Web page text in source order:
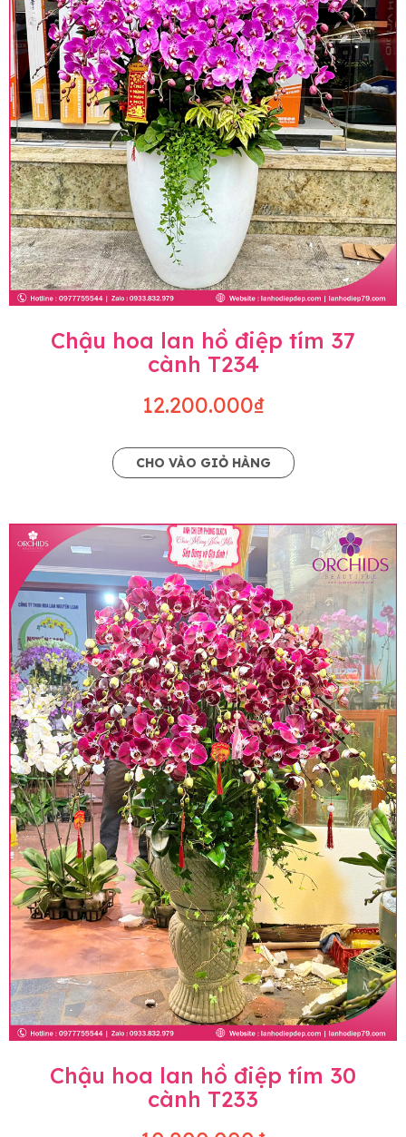
Chậu hoa lan hồ điệp tím 37
cành T234
12.200.000₫
CHO VÀO GIỎ HÀNG
Chậu hoa lan hồ điệp tím 30
cành T233